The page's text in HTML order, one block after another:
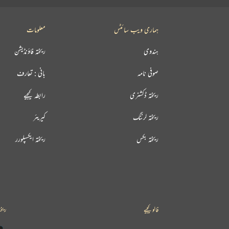
معلومات
ریختہ فاؤنڈیشن
بانی : تعارف
رابطہ کیجیے
کیریئر
ریختہ ایکسپلورر
ہماری ویب سائٹس
ہندوی
صوفی نامہ
ریختہ ڈکشنری
ریختہ لرننگ
ریختہ بکس
فالو کیجیے